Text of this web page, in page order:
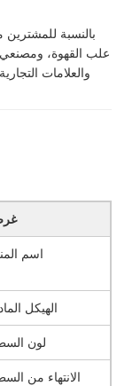
بالنسبة للمشترين
علب القهوة، ومصنعي
والعلامات
اسم
الهيكل
لون
الانتهاء من